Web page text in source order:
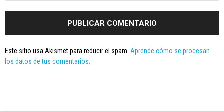
Este sitio usa Akismet para reducir el spam. Aprende cómo se procesan
los datos de tus comentarios.